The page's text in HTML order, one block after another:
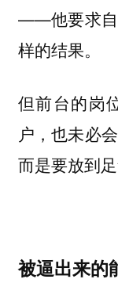
——他要求自
样的结果。
但前台的岗
户，也未必
而是要放到
被逼出来的